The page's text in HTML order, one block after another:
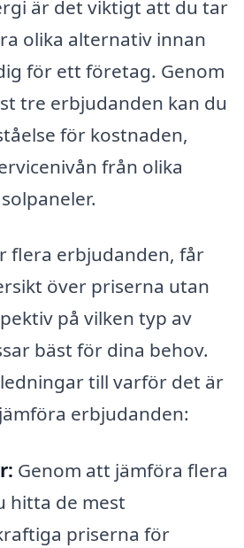
är det viktigt att du tar
olika alternativ innan
för ett företag. Genom
tre erbjudanden kan du
för kostnaden,
från olika
flera erbjudanden, får
över priserna utan
på vilken typ av
bäst för dina behov.
till varför det är
erbjudanden:
Genom att jämföra flera
hitta de mest
priserna för